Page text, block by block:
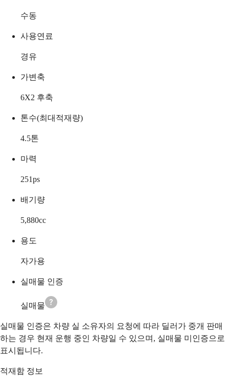
수동
사용연료
경유
가변축
6X2 후축
톤수(최대적재량)
4.5톤
마력
251ps
배기량
5,880cc
용도
자가용
실매물 인증
실매물
실매물 인증은 차량 실 소유자의 요청에 따라 딜러가 중개 판매
하는 경우 현재 운행 중인 차량일 수 있으며, 실매물 미인증으로
표시됩니다.
적재함 정보